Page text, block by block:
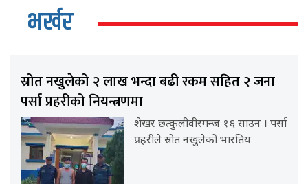
भर्खर
स्रोत नखुलेको २ लाख भन्दा बढी रकम सहित २ जना
पर्सा प्रहरीको नियन्त्रणमा
शेखर छत्कुलीवीरगन्ज १६ साउन । पर्सा
प्रहरीले स्रोत नखुलेको भारतिय